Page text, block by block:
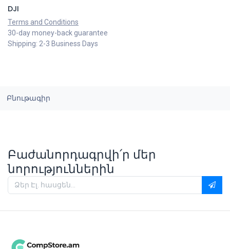
DJI
Terms and Conditions
30-day money-back guarantee
Shipping: 2-3 Business Days
Բնութագիր
Բաժանորդագրվի՛ր մեր
նորություններին